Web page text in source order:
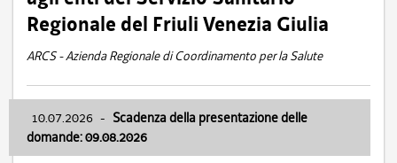
Regionale del Friuli Venezia Giulia
ARCS - Azienda Regionale di Coordinamento per la Salute
10.07.2026 - Scadenza della presentazione delle
domande: 09.08.2026